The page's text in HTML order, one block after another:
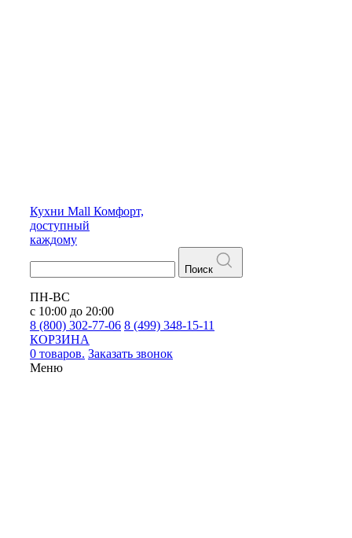
Кухни Mall Комфорт,
доступный
каждому
Поиск
ПН-ВС
с 10:00 до 20:00
8 (800) 302-77-06 8 (499) 348-15-11
КОРЗИНА
0 товаров. Заказать звонок
Меню